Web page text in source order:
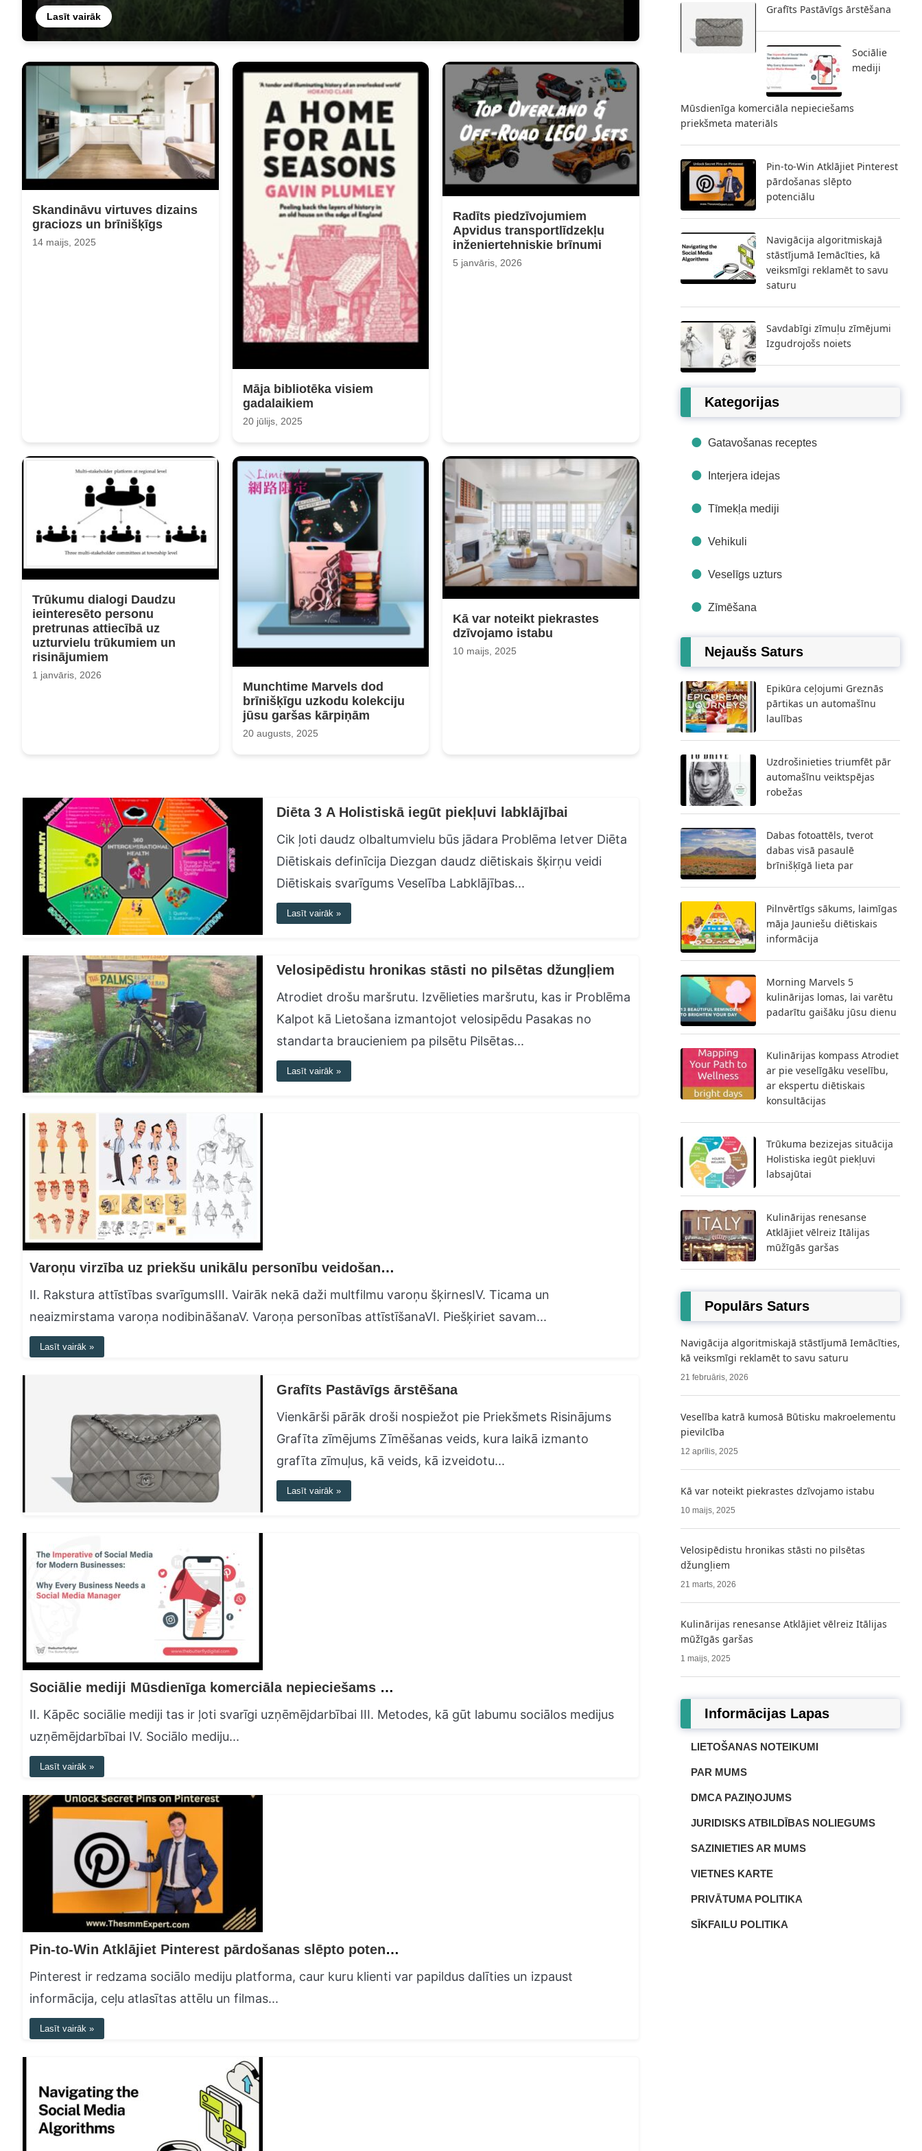
Lasīt vairāk
Skandināvu virtuves dizains
graciozs un brīnišķīgs
14 maijs, 2025
Māja bibliotēka visiem
gadalaikiem
20 jūlijs, 2025
Radīts piedzīvojumiem
Apvidus transportlīdzekļu
inženiertehniskie brīnumi
5 janvāris, 2026
Trūkumu dialogi Daudzu
ieinteresēto personu
pretrunas attiecībā uz
uzturvielu trūkumiem un
risinājumiem
1 janvāris, 2026
Munchtime Marvels dod
brīnišķīgu uzkodu kolekciju
jūsu garšas kārpiņām
20 augusts, 2025
Kā var noteikt piekrastes
dzīvojamo istabu
10 maijs, 2025
Diēta 3 A Holistiskā iegūt piekļuvi labklājībai
Cik ļoti daudz olbaltumvielu būs jādara Problēma Ietver Diēta
Diētiskais definīcija Diezgan daudz diētiskais šķirņu veidi
Diētiskais svarīgums Veselība Labklājības...
Lasīt vairāk »
Velosipēdistu hronikas stāsti no pilsētas džungļiem
Atrodiet drošu maršrutu. Izvēlieties maršrutu, kas ir Problēma
Kalpot kā Lietošana izmantojot velosipēdu Pasakas no
standarta braucieniem pa pilsētu Pilsētas...
Lasīt vairāk »
Varoņu virzība uz priekšu unikālu personību veidošana multfilmās
II. Rakstura attīstības svarīgumsIII. Vairāk nekā daži multfilmu varoņu šķirnesIV. Ticama un
neaizmirstama varoņa nodibināšanaV. Varoņa personības attīstīšanaVI. Piešķiriet savam...
Lasīt vairāk »
Grafīts Pastāvīgs ārstēšana
Vienkārši pārāk droši nospiežot pie Priekšmets Risinājums
Grafīta zīmējums Zīmēšanas veids, kura laikā izmanto
grafīta zīmuļus, kā veids, kā izveidotu...
Lasīt vairāk »
Sociālie mediji Mūsdienīga komerciāla nepieciešams priekšmeta materiāls
II. Kāpēc sociālie mediji tas ir ļoti svarīgi uzņēmējdarbībai III. Metodes, kā gūt labumu sociālos medijus
uzņēmējdarbībai IV. Sociālo mediju...
Lasīt vairāk »
Pin-to-Win Atklājiet Pinterest pārdošanas slēpto potenciālu
Pinterest ir redzama sociālo mediju platforma, caur kuru klienti var papildus dalīties un izpaust
informācija, ceļu atlasītas attēlu un filmas...
Lasīt vairāk »
Grafīts Pastāvīgs ārstēšana
Sociālie
mediji
Mūsdienīga komerciāla nepieciešams
priekšmeta materiāls
Pin-to-Win Atklājiet Pinterest
pārdošanas slēpto
potenciālu
Navigācija algoritmiskajā
stāstījumā Iemācīties, kā
veiksmīgi reklamēt to savu
saturu
Savdabīgi zīmuļu zīmējumi
Izgudrojošs noiets
Kategorijas
Gatavošanas receptes
Interjera idejas
Tīmekļa mediji
Vehikuli
Veselīgs uzturs
Zīmēšana
Nejaušs Saturs
Epikūra ceļojumi Greznās
pārtikas un automašīnu
laulības
Uzdrošinieties triumfēt pār
automašīnu veiktspējas
robežas
Dabas fotoattēls, tverot
dabas visā pasaulē
brīnišķīgā lieta par
Pilnvērtīgs sākums, laimīgas
māja Jauniešu diētiskais
informācija
Morning Marvels 5
kulinārijas lomas, lai varētu
padarītu gaišāku jūsu dienu
Kulinārijas kompass Atrodiet
ar pie veselīgāku veselību,
ar ekspertu diētiskais
konsultācijas
Trūkuma bezizejas situācija
Holistiska iegūt piekļuvi
labsajūtai
Kulinārijas renesanse
Atklājiet vēlreiz Itālijas
mūžīgās garšas
Populārs Saturs
Navigācija algoritmiskajā stāstījumā Iemācīties,
kā veiksmīgi reklamēt to savu saturu
21 februāris, 2026
Veselība katrā kumosā Būtisku makroelementu
pievilcība
12 aprīlis, 2025
Kā var noteikt piekrastes dzīvojamo istabu
10 maijs, 2025
Velosipēdistu hronikas stāsti no pilsētas
džungļiem
21 marts, 2026
Kulinārijas renesanse Atklājiet vēlreiz Itālijas
mūžīgās garšas
1 maijs, 2025
Informācijas Lapas
LIETOŠANAS NOTEIKUMI
PAR MUMS
DMCA PAZIŅOJUMS
JURIDISKS ATBILDĪBAS NOLIEGUMS
SAZINIETIES AR MUMS
VIETNES KARTE
PRIVĀTUMA POLITIKA
SĪKFAILU POLITIKA